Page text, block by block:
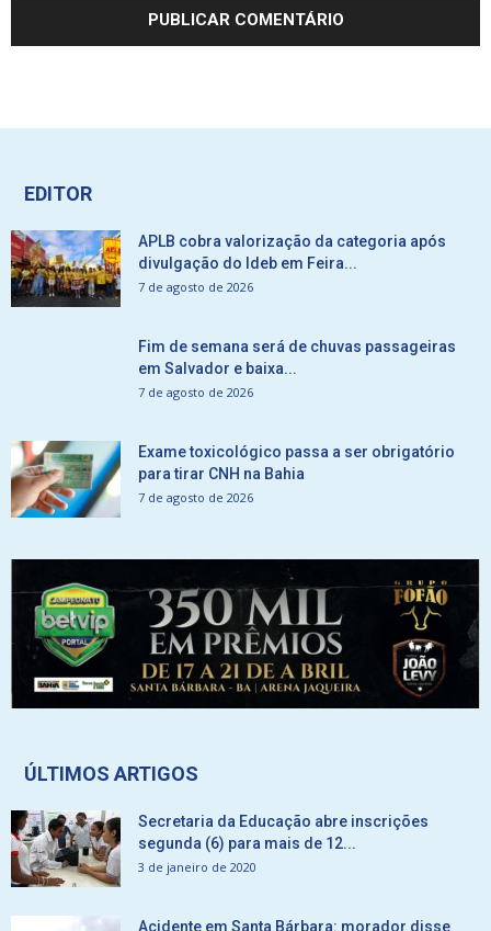
EDITOR
APLB cobra valorização da categoria após
divulgação do Ideb em Feira...
7 de agosto de 2026
Fim de semana será de chuvas passageiras
em Salvador e baixa...
7 de agosto de 2026
Exame toxicológico passa a ser obrigatório
para tirar CNH na Bahia
7 de agosto de 2026
ÚLTIMOS ARTIGOS
Secretaria da Educação abre inscrições
segunda (6) para mais de 12...
3 de janeiro de 2020
Acidente em Santa Bárbara: morador disse